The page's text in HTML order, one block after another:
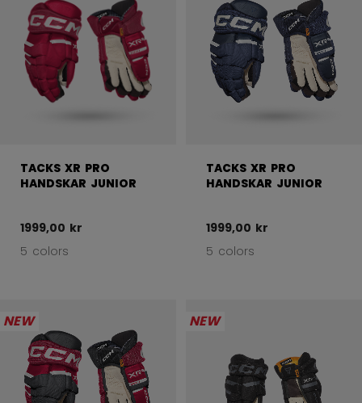
TACKS XR PRO
HANDSKAR JUNIOR
1999,00 kr
5 colors
TACKS XR PRO
HANDSKAR JUNIOR
1999,00 kr
5 colors
NEW NEW